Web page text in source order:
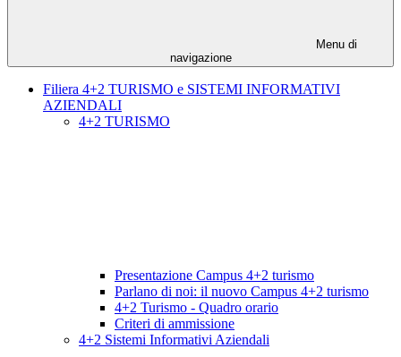
Menu di
navigazione
Filiera 4+2 TURISMO e SISTEMI INFORMATIVI
AZIENDALI
4+2 TURISMO
Presentazione Campus 4+2 turismo
Parlano di noi: il nuovo Campus 4+2 turismo
4+2 Turismo - Quadro orario
Criteri di ammissione
4+2 Sistemi Informativi Aziendali